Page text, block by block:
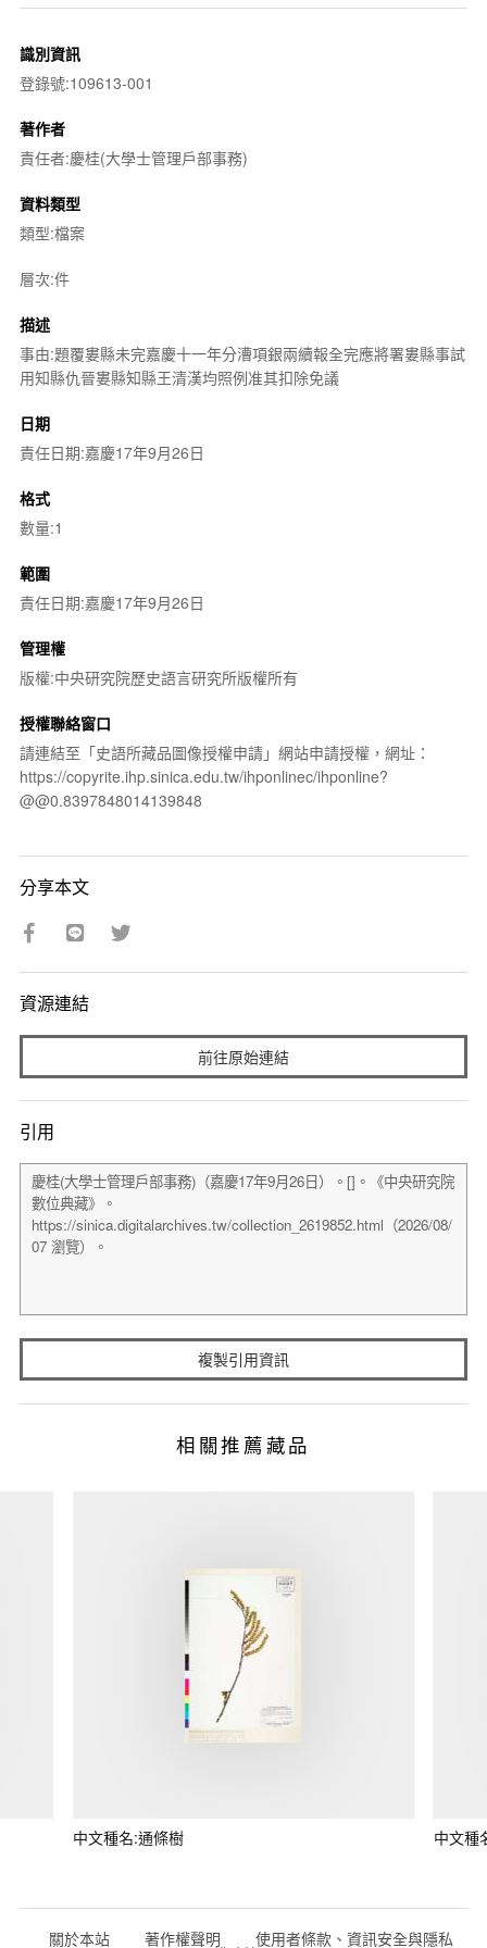
識別資訊
登錄號:109613-001
著作者
責任者:慶桂(大學士管理戶部事務)
資料類型
類型:檔案
層次:件
描述
事由:題覆婁縣未完嘉慶十一年分漕項銀兩續報全完應將署婁縣事試
用知縣仇晉婁縣知縣王清漢均照例准其扣除免議
日期
責任日期:嘉慶17年9月26日
格式
數量:1
範圍
責任日期:嘉慶17年9月26日
管理權
版權:中央研究院歷史語言研究所版權所有
授權聯絡窗口
請連結至「史語所藏品圖像授權申請」網站申請授權，網址：
https://copyrite.ihp.sinica.edu.tw/ihponlinec/ihponline?
@@0.8397848014139848
分享本文
資源連結
前往原始連結
引用
複製引用資訊
相關推薦藏品
中文種名:通條樹 中文種
關於本站 著作權聲明 使用者條款、資訊安全與隱私